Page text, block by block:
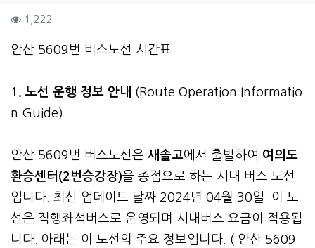
컨텐츠 정보
1,222
본문
안산 5609번 버스노선 시간표
1. 노선 운행 정보 안내 (Route Operation Informatio
n Guide)
안산 5609번 버스노선은 새솔고에서 출발하여 여의도
환승센터(2번승강장)을 종점으로 하는 시내 버스 노선
입니다. 최신 업데이트 날짜 2024년 04월 30일. 이 노
선은 직행좌석버스로 운영되며 시내버스 요금이 적용됩
니다. 아래는 이 노선의 주요 정보입니다. ( 안산 5609